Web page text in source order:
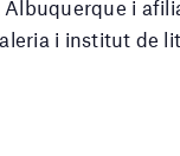
i
i institut de